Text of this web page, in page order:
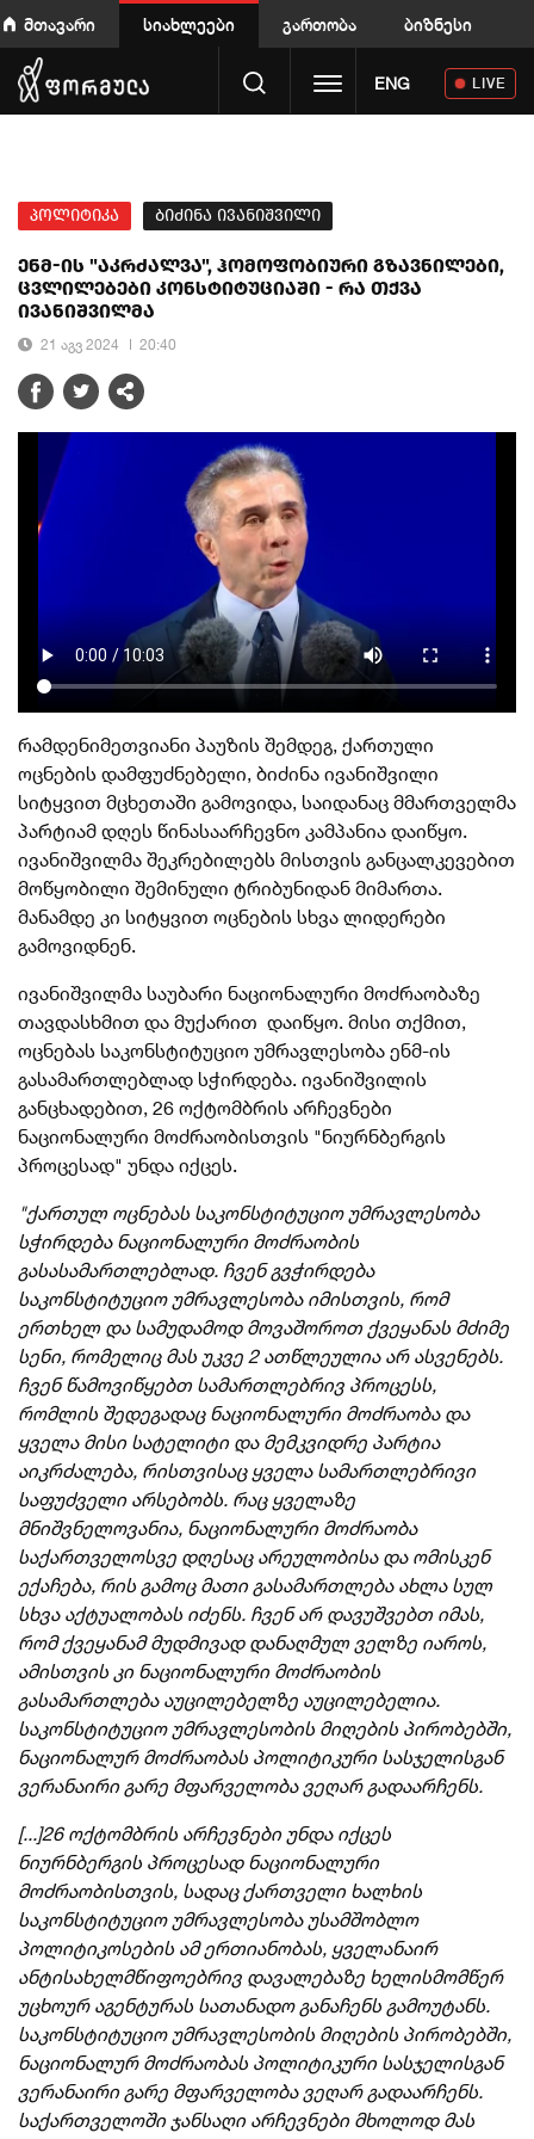
მთავარი სიახლეები გართობა ბიზნესი
Toggle navigation
ENG LIVE
პოლიტიკა ბიძინა ივანიშვილი
ენმ-ის "აკრძალვა", ჰომოფობიური გზავნილები,
ცვლილებები კონსტიტუციაში - რა თქვა
ივანიშვილმა
21 აგვ 2024 20:40
რამდენიმეთვიანი პაუზის შემდეგ, ქართული
ოცნების დამფუძნებელი, ბიძინა ივანიშვილი
სიტყვით მცხეთაში გამოვიდა, საიდანაც მმართველმა
პარტიამ დღეს წინასაარჩევნო კამპანია დაიწყო.
ივანიშვილმა შეკრებილებს მისთვის განცალკევებით
მოწყობილი შემინული ტრიბუნიდან მიმართა.
მანამდე კი სიტყვით ოცნების სხვა ლიდერები
გამოვიდნენ.
ივანიშვილმა საუბარი ნაციონალური მოძრაობაზე
თავდასხმით და მუქარით დაიწყო. მისი თქმით,
ოცნებას საკონსტიტუციო უმრავლესობა ენმ-ის
გასამართლებლად სჭირდება. ივანიშვილის
განცხადებით, 26 ოქტომბრის არჩევნები
ნაციონალური მოძრაობისთვის "ნიურნბერგის
პროცესად" უნდა იქცეს.
"ქართულ ოცნებას საკონსტიტუციო უმრავლესობა
სჭირდება ნაციონალური მოძრაობის
გასასამართლებლად. ჩვენ გვჭირდება
საკონსტიტუციო უმრავლესობა იმისთვის, რომ
ერთხელ და სამუდამოდ მოვაშოროთ ქვეყანას მძიმე
სენი, რომელიც მას უკვე 2 ათწლეულია არ ასვენებს.
ჩვენ წამოვიწყებთ სამართლებრივ პროცესს,
რომლის შედეგადაც ნაციონალური მოძრაობა და
ყველა მისი სატელიტი და მემკვიდრე პარტია
აიკრძალება, რისთვისაც ყველა სამართლებრივი
საფუძველი არსებობს. რაც ყველაზე
მნიშვნელოვანია, ნაციონალური მოძრაობა
საქართველოსვე დღესაც არეულობისა და ომისკენ
ექაჩება, რის გამოც მათი გასამართლება ახლა სულ
სხვა აქტუალობას იძენს. ჩვენ არ დავუშვებთ იმას,
რომ ქვეყანამ მუდმივად დანაღმულ ველზე იაროს,
ამისთვის კი ნაციონალური მოძრაობის
გასამართლება აუცილებელზე აუცილებელია.
საკონსტიტუციო უმრავლესობის მიღების პირობებში,
ნაციონალურ მოძრაობას პოლიტიკური სასჯელისგან
ვერანაირი გარე მფარველობა ვეღარ გადაარჩენს.
[...]26 ოქტომბრის არჩევნები უნდა იქცეს
ნიურნბერგის პროცესად ნაციონალური
მოძრაობისთვის, სადაც ქართველი ხალხის
საკონსტიტუციო უმრავლესობა უსამშობლო
პოლიტიკოსების ამ ერთიანობას, ყველანაირ
ანტისახელმწიფოებრივ დავალებაზე ხელისმომწერ
უცხოურ აგენტურას სათანადო განაჩენს გამოუტანს.
საკონსტიტუციო უმრავლესობის მიღების პირობებში,
ნაციონალურ მოძრაობას პოლიტიკური სასჯელისგან
ვერანაირი გარე მფარველობა ვეღარ გადაარჩენს.
საქართველოში ჯანსაღი არჩევნები მხოლოდ მას